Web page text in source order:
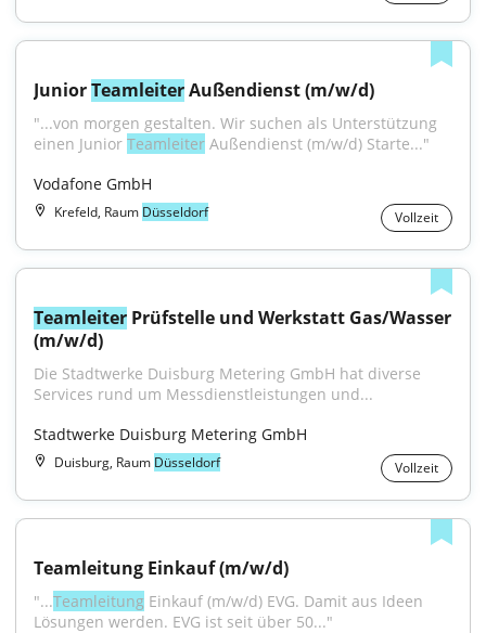
Junior Teamleiter Außendienst (m/w/d)
"...von mor­gen ge­stal­ten. Wir su­chen als Un­ter­stüt­zung
ei­nen Junior Teamleiter Außendienst (m/w/d) Starte..."
Vodafone GmbH
Krefeld, Raum Düsseldorf Vollzeit
Teamleiter Prüfstelle und Werkstatt Gas/Wasser
(m/w/d)
Die Stadtwerke Duisburg Metering GmbH hat diverse
Services rund um Messdienstleistungen und...
Stadtwerke Duisburg Metering GmbH
Duisburg, Raum Düsseldorf Vollzeit
Teamleitung Einkauf (m/w/d)
"...Teamleitung Einkauf (m/w/d) EVG. Damit aus Ideen
Lösungen werden. EVG ist seit über 50..."